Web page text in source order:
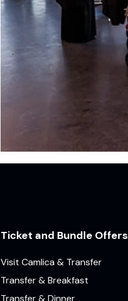
Ticket and Bundle Offers
Visit Camlica & Transfer
Transfer & Breakfast
Transfer & Dinner